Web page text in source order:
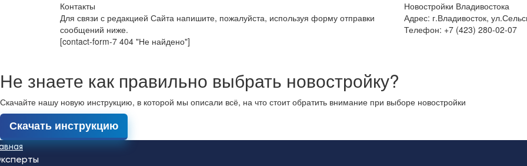
Контакты
Для связи с редакцией Сайта напишите, пожалуйста, используя форму отправки
сообщений ниже.
[contact-form-7 404 "Не найдено"]
Новостройки Владивостока
Адрес: г.Владивосток,
Телефон: +7 (423) 280-02-07
Не знаете как правильно выбрать новостройку?
Скачайте нашу новую инструкцию, в которой мы описали всё, на что стоит обратить внимание при выборе новостройки
Скачать инструкцию